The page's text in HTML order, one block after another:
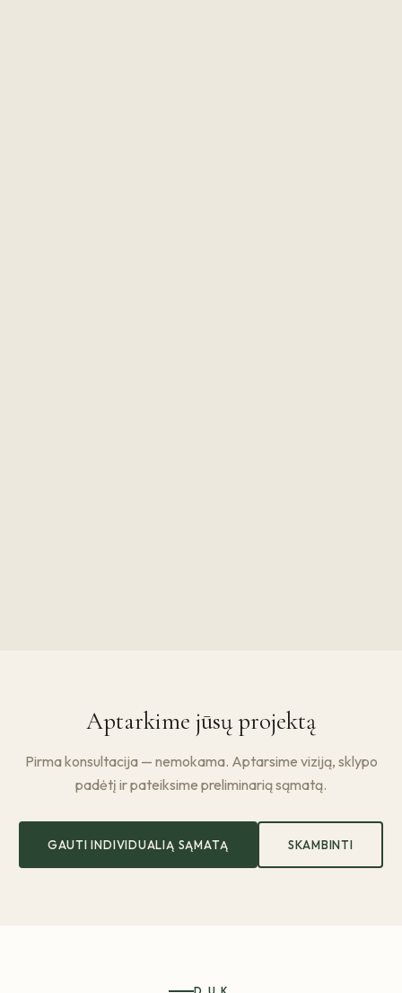
Aptarkime jūsų projektą
Pirma konsultacija — nemokama. Aptarsime viziją, sklypo
padėtį ir pateiksime preliminarią sąmatą.
GAUTI INDIVIDUALIĄ SĄMATĄ SKAMBINTI